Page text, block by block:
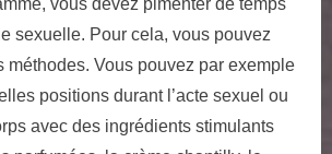
sexuelle. Pour cela, vous pouvez
méthodes. Vous pouvez par exemple
positions durant l’acte sexuel ou
avec des ingrédients stimulants